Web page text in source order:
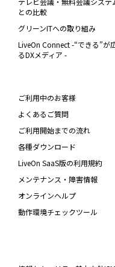
との比較
グリーンITへの取り組み
LiveOn Connect -“できる”が
るDXメディア -
ご利用中のお客様
よくあるご質問
ご利用開始までの流れ
各種ダウンロード
LiveOn SaaS版の利用規約
メンテナンス・障害情報
オンラインヘルプ
動作環境チェックツール